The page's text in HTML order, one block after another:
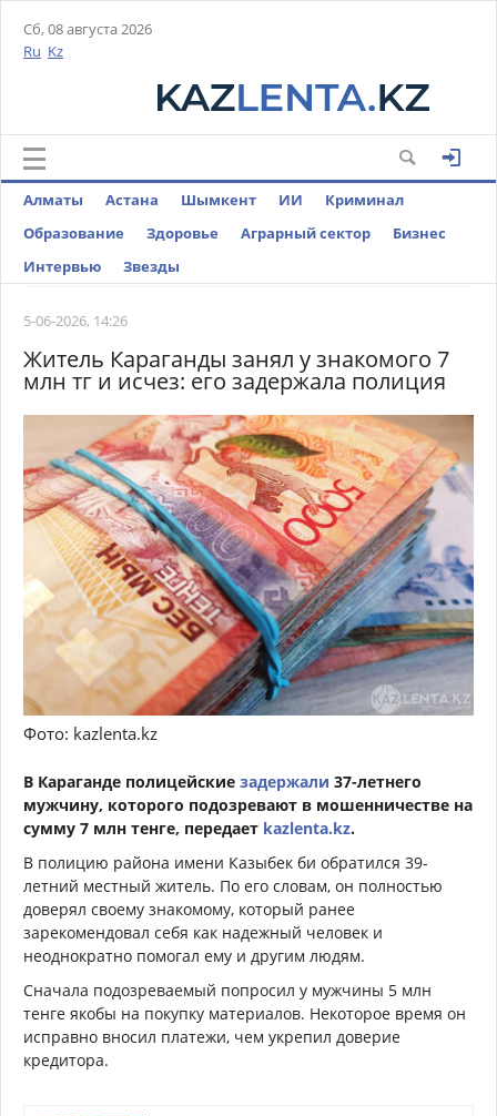
Сб, 08 августа 2026
Ru Kz
Алматы Астана Шымкент ИИ
Криминал
Образование
Здоровье Аграрный сектор
Бизнес
Интервью
Звезды
5-06-2026, 14:26
Житель Караганды занял у знакомого 7
млн тг и исчез: его задержала полиция
Фото: kazlenta.kz
В Караганде полицейские задержали 37-летнего
мужчину, которого подозревают в мошенничестве на
сумму 7 млн тенге, передает kazlenta.kz.
В полицию района имени Казыбек би обратился 39-
летний местный житель. По его словам, он полностью
доверял своему знакомому, который ранее
зарекомендовал себя как надежный человек и
неоднократно помогал ему и другим людям.
Сначала подозреваемый попросил у мужчины 5 млн
тенге якобы на покупку материалов. Некоторое время он
исправно вносил платежи, чем укрепил доверие
кредитора.